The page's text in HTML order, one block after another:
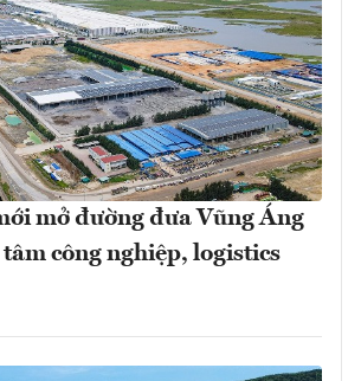
mở đường đưa Vũng Áng
công nghiệp, logistics